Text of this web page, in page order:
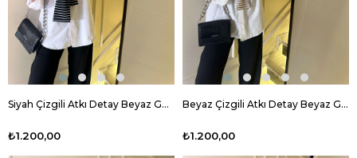
Siyah Çizgili Atkı Detay Beyaz Gömlek
₺1.200,00
Beyaz Çizgili Atkı Detay Beyaz Gömlek
₺1.200,00